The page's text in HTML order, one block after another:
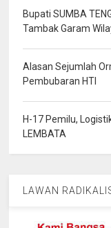
Bupati SUMBA
Tambak Garam
Alasan Sejumlah
Pembubaran HTI
H-17 Pemilu,
LEMBATA
LAWAN